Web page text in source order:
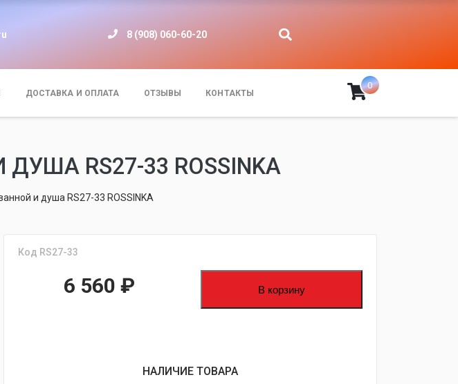
8 (908) 060-60-20
ДОСТАВКА И ОПЛАТА ОТЗЫВЫ КОНТАКТЫ
0
RS27-33 ROSSINKA
и душа RS27-33 ROSSINKA
Код RS27-33
6 560 ₽ В корзину
НАЛИЧИЕ ТОВАРА